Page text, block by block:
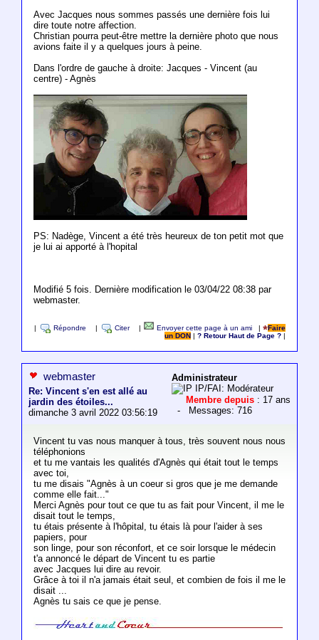
Avec Jacques nous sommes passés une dernière fois lui
dire toute notre affection.
Christian pourra peut-être mettre la dernière photo que nous
avions faite il y a quelques jours à peine.
Dans l'ordre de gauche à droite: Jacques - Vincent (au
centre) - Agnès
PS: Nadège, Vincent a été très heureux de ton petit mot que
je lui ai apporté à l'hopital
Modifié 5 fois. Dernière modification le 03/04/22 08:38 par
webmaster.
Répondre Citer Envoyer cette page à un ami |
Faire
un DON
|? Retour Haut de Page ?
webmaster
Re: Vincent s'en est allé au
jardin des étoiles...
dimanche 3 avril 2022 03:56:19
Administrateur
IP/FAI: Modérateur
Membre depuis : 17 ans
- Messages: 716
Vincent tu vas nous manquer à tous, très souvent nous nous
téléphonions
et tu me vantais les qualités d'Agnès qui était tout le temps
avec toi,
tu me disais "Agnès à un coeur si gros que je me demande
comme elle fait..."
Merci Agnès pour tout ce que tu as fait pour Vincent, il me le
disait tout le temps,
tu étais présente à l'hôpital, tu étais là pour l'aider à ses
papiers, pour
son linge, pour son réconfort, et ce soir lorsque le médecin
t'a annoncé le départ de Vincent tu es partie
avec Jacques lui dire au revoir.
Grâce à toi il n'a jamais était seul, et combien de fois il me le
disait ...
Agnès tu sais ce que je pense.